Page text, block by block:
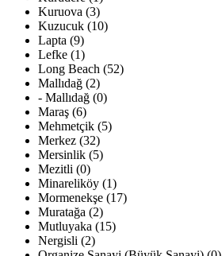
Kuruova (3)
Kuzucuk (10)
Lapta (9)
Lefke (1)
Long Beach (52)
Mallıdağ (2)
- Mallıdağ (0)
Maraş (6)
Mehmetçik (5)
Merkez (32)
Mersinlik (5)
Mezitli (0)
Minareliköy (1)
Mormenekşe (17)
Muratağa (2)
Mutluyaka (15)
Nergisli (2)